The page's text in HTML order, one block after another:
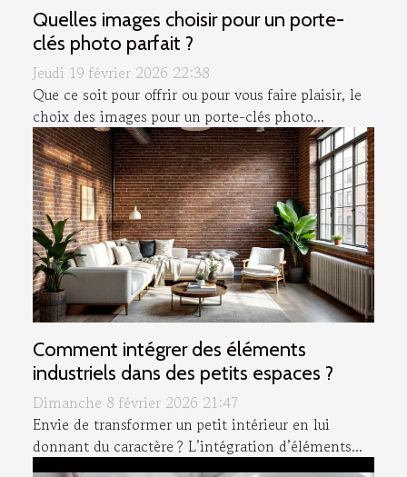
Quelles images choisir pour un porte-
clés photo parfait ?
Jeudi 19 février 2026 22:38
Que ce soit pour offrir ou pour vous faire plaisir, le
choix des images pour un porte-clés photo...
Comment intégrer des éléments
industriels dans des petits espaces ?
Dimanche 8 février 2026 21:47
Envie de transformer un petit intérieur en lui
donnant du caractère ? L’intégration d’éléments...